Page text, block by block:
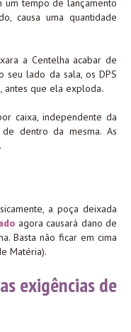
tempo de lançamento
causa uma quantidade
a Centelha acabar de
seu lado da sala, os DPS
antes que ela exploda.
caixa, independente da
dentro da mesma. As
a poça deixada
agora causará dano de
Basta não ficar em cima
Matéria).
exigências de